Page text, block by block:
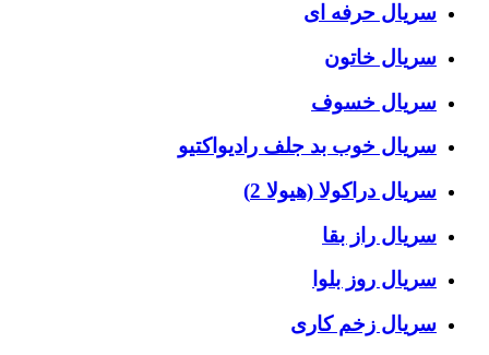
سریال حرفه ای
سریال خاتون
سریال خسوف
سریال خوب بد جلف رادیواکتیو
سریال دراکولا (هیولا 2)
سریال راز بقا
سریال روز بلوا
سریال زخم کاری